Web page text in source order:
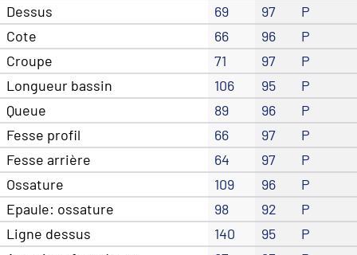
Dessus
69 97
P
Cote
66 96
P
Croupe
71 97
P
Longueur bassin
106 95
P
Queue
89 96
P
Fesse profil
66 97
P
Fesse arrière
64 97
P
Ossature
109 96
P
Epaule: ossature
98 92
P
Ligne dessus
140 95
P